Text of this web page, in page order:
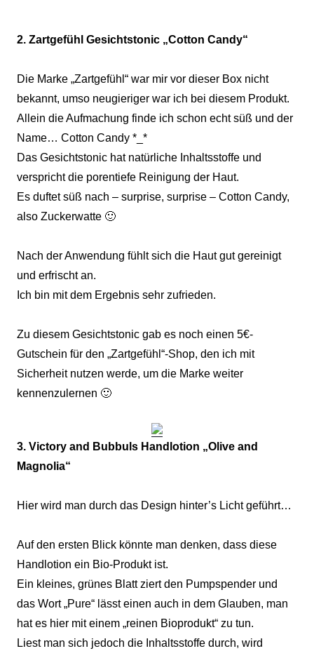
2. Zartgefühl Gesichtstonic „Cotton Candy“
Die Marke „Zartgefühl“ war mir vor dieser Box nicht
bekannt, umso neugieriger war ich bei diesem Produkt.
Allein die Aufmachung finde ich schon echt süß und der
Name… Cotton Candy *_*
Das Gesichtstonic hat natürliche Inhaltsstoffe und
verspricht die porentiefe Reinigung der Haut.
Es duftet süß nach – surprise, surprise – Cotton Candy,
also Zuckerwatte 🙂
Nach der Anwendung fühlt sich die Haut gut gereinigt
und erfrischt an.
Ich bin mit dem Ergebnis sehr zufrieden.
Zu diesem Gesichtstonic gab es noch einen 5€-
Gutschein für den „Zartgefühl“-Shop, den ich mit
Sicherheit nutzen werde, um die Marke weiter
kennenzulernen 🙂
3. Victory and Bubbuls Handlotion „Olive and
Magnolia“
Hier wird man durch das Design hinter’s Licht geführt…
Auf den ersten Blick könnte man denken, dass diese
Handlotion ein Bio-Produkt ist.
Ein kleines, grünes Blatt ziert den Pumpspender und
das Wort „Pure“ lässt einen auch in dem Glauben, man
hat es hier mit einem „reinen Bioprodukt“ zu tun.
Liest man sich jedoch die Inhaltsstoffe durch, wird